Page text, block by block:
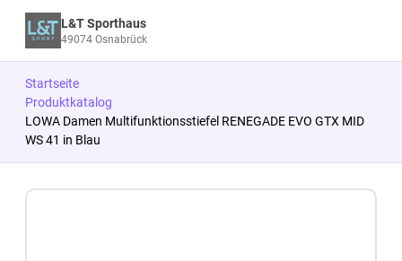
L&T Sporthaus
49074 Osnabrück
Startseite
Produktkatalog
LOWA Damen Multifunktionsstiefel RENEGADE EVO GTX MID
WS 41 in Blau